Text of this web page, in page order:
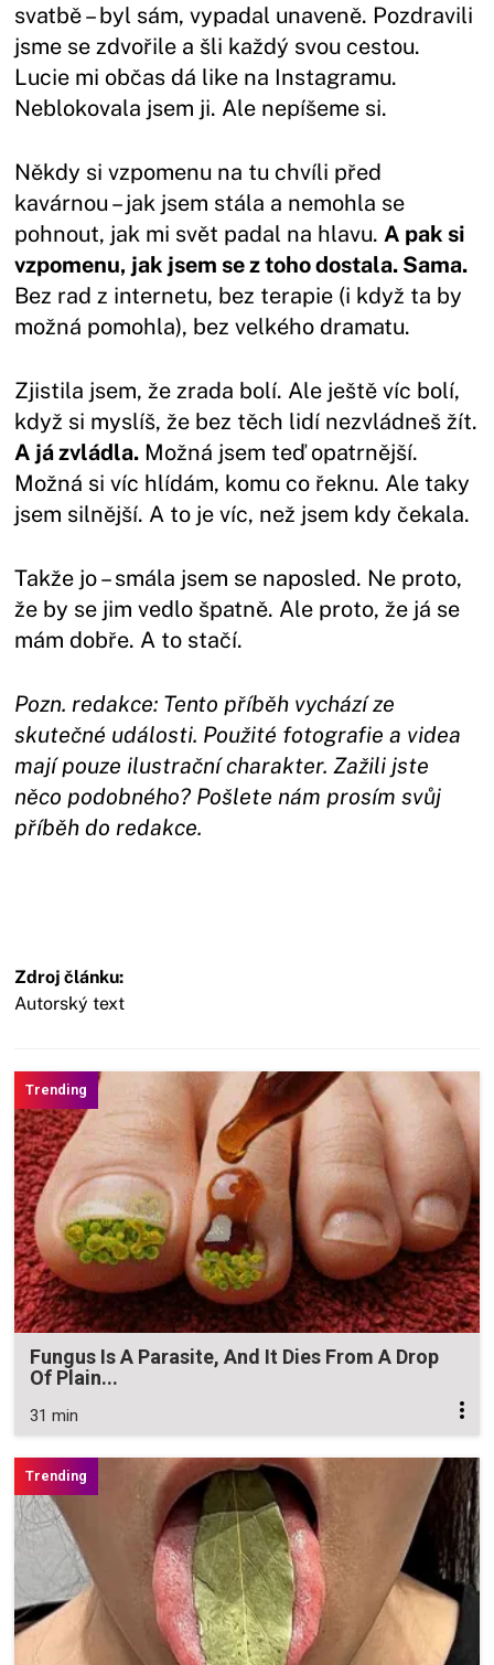
svatbě – byl sám, vypadal unaveně. Pozdravili
jsme se zdvořile a šli každý svou cestou.
Lucie mi občas dá like na Instagramu.
Neblokovala jsem ji. Ale nepíšeme si.
Někdy si vzpomenu na tu chvíli před
kavárnou – jak jsem stála a nemohla se
pohnout, jak mi svět padal na hlavu.A pak si
vzpomenu, jak jsem se z toho dostala. Sama.
Bez rad z internetu, bez terapie (i když ta by
možná pomohla), bez velkého dramatu.
Zjistila jsem, že zrada bolí. Ale ještě víc bolí,
když si myslíš, že bez těch lidí nezvládneš žít.
A já zvládla. Možná jsem teď opatrnější.
Možná si víc hlídám, komu co řeknu. Ale taky
jsem silnější. A to je víc, než jsem kdy čekala.
Takže jo – smála jsem se naposled. Ne proto,
že by se jim vedlo špatně. Ale proto, že já se
mám dobře. A to stačí.
Pozn. redakce: Tento příběh vychází ze
skutečné události. Použité fotografie a videa
mají pouze ilustrační charakter. Zažili jste
něco podobného? Pošlete nám prosím svůj
příběh do redakce.
Zdroj článku:
Autorský text
Fungus Is A Parasite, And It Dies From A Drop
Of Plain...
31 min